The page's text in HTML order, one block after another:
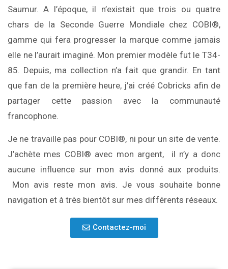
Saumur. A l’époque, il n’existait que trois ou quatre
chars de la Seconde Guerre Mondiale chez COBI®,
gamme qui fera progresser la marque comme jamais
elle ne l’aurait imaginé. Mon premier modèle fut le T34-
85. Depuis, ma collection n’a fait que grandir. En tant
que fan de la première heure, j’ai créé Cobricks afin de
partager cette passion avec la communauté
francophone.
Je ne travaille pas pour COBI®, ni pour un site de vente.
J’achète mes COBI® avec mon argent, il n’y a donc
aucune influence sur mon avis donné aux produits.
Mon avis reste mon avis. Je vous souhaite bonne
navigation et à très bientôt sur mes différents réseaux.
Contactez-moi